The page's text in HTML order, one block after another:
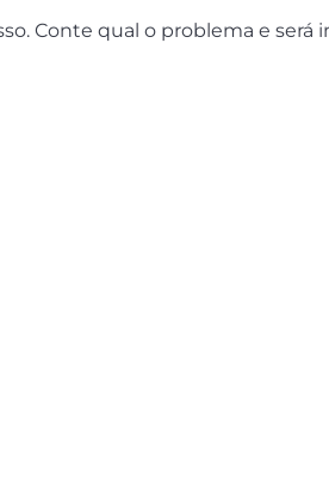
Conte qual o problema e será